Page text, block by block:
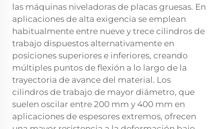
las máquinas niveladoras de placas gruesas. En
aplicaciones de alta exigencia se emplean
habitualmente entre nueve y trece cilindros de
trabajo dispuestos alternativamente en
posiciones superiores e inferiores, creando
múltiples puntos de flexión a lo largo de la
trayectoria de avance del material. Los
cilindros de trabajo de mayor diámetro, que
suelen oscilar entre 200 mm y 400 mm en
aplicaciones de espesores extremos, ofrecen